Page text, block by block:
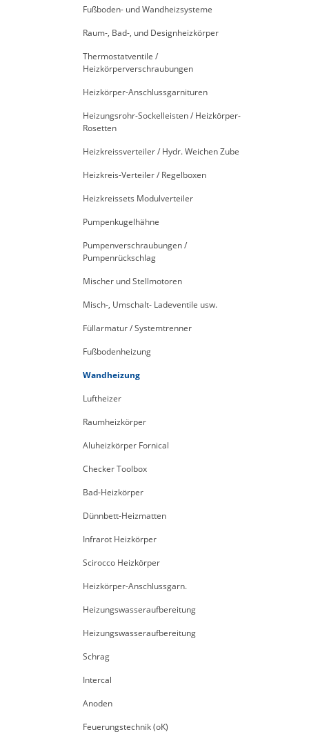
Fußboden- und Wandheizsysteme
Raum-, Bad-, und Designheizkörper
Thermostatventile /
Heizkörperverschraubungen
Heizkörper-Anschlussgarnituren
Heizungsrohr-Sockelleisten / Heizkörper-
Rosetten
Heizkreissverteiler / Hydr. Weichen Zube
Heizkreis-Verteiler / Regelboxen
Heizkreissets Modulverteiler
Pumpenkugelhähne
Pumpenverschraubungen /
Pumpenrückschlag
Mischer und Stellmotoren
Misch-, Umschalt- Ladeventile usw.
Füllarmatur / Systemtrenner
Fußbodenheizung
Wandheizung
Luftheizer
Raumheizkörper
Aluheizkörper Fornical
Checker Toolbox
Bad-Heizkörper
Dünnbett-Heizmatten
Infrarot Heizkörper
Scirocco Heizkörper
Heizkörper-Anschlussgarn.
Heizungswasseraufbereitung
Heizungswasseraufbereitung
Schrag
Intercal
Anoden
Feuerungstechnik (oK)